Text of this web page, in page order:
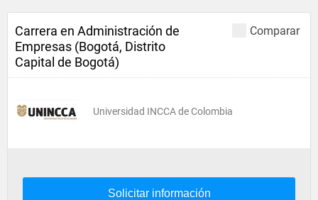
Comparar
Carrera en Administración de
Empresas (Bogotá, Distrito
Capital de Bogotá)
Universidad INCCA de Colombia
Solicitar información